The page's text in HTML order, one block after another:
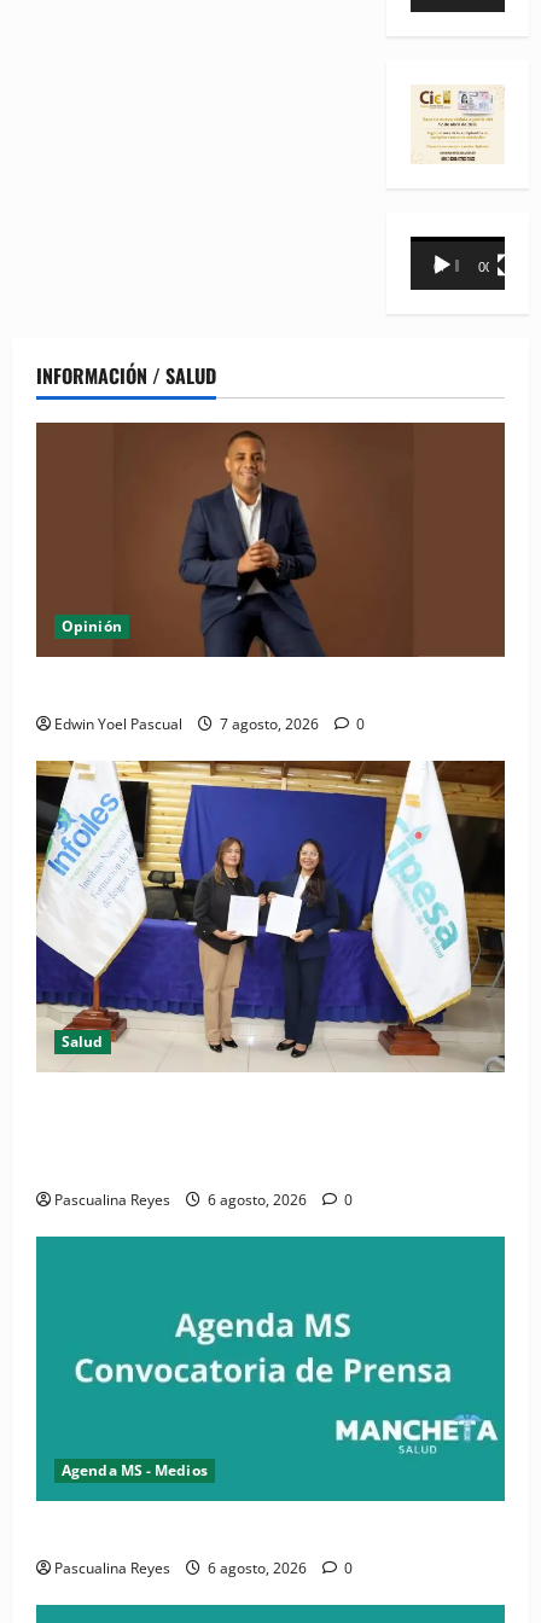
Reproductor
00:00 00:31
INFORMACIÓN / SALUD
Opinión
Edwin Yoel Pascual 7 agosto, 2026 0
Salud
Pascualina Reyes 6 agosto, 2026 0
Agenda MS - Medios
Pascualina Reyes 6 agosto, 2026 0